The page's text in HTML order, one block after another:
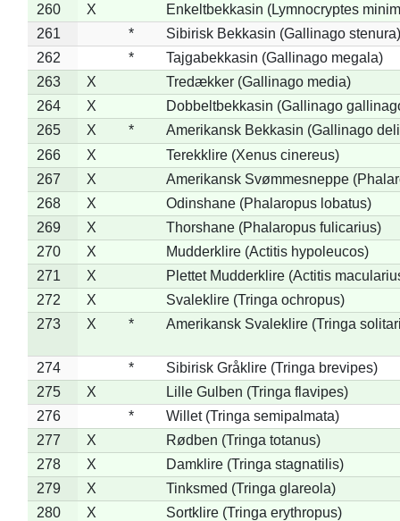
260
X
Enkeltbekkasin (Lymnocryptes
261
*
Sibirisk Bekkasin (Gallinago stenura)
262
*
Tajgabekkasin (Gallinago megala)
263
X
Tredækker (Gallinago media)
264
X
Dobbeltbekkasin (Gallinago
265
X *
Amerikansk Bekkasin (Gallinago
266
X
Terekklire (Xenus cinereus)
267
X
Amerikansk Svømmesneppe
268
X
Odinshane (Phalaropus lobatus)
269
X
Thorshane (Phalaropus fulicarius)
270
X
Mudderklire (Actitis hypoleucos)
271
X
Plettet Mudderklire (Actitis
272
X
Svaleklire (Tringa ochropus)
273
X * Amerikansk Svaleklire (Tringa
274 *
Sibirisk Gråklire (Tringa brevipes)
275
X
Lille Gulben (Tringa flavipes)
276
*
Willet (Tringa semipalmata)
277
X
Rødben (Tringa totanus)
278
X
Damklire (Tringa stagnatilis)
279
X
Tinksmed (Tringa glareola)
280
X
Sortklire (Tringa erythropus)